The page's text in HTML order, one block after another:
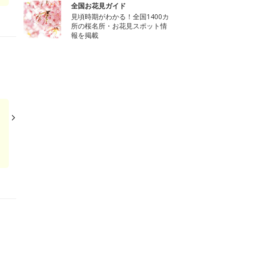
全国お花見ガイド
見頃時期がわかる！全国1400カ
所の桜名所・お花見スポット情
報を掲載